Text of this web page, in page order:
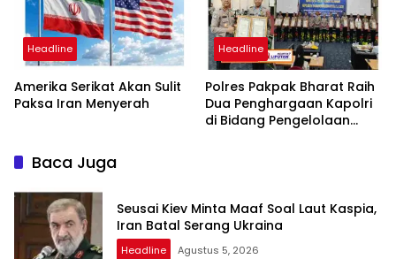
Headline
Amerika Serikat Akan Sulit
Paksa Iran Menyerah
Headline
Polres Pakpak Bharat Raih
Dua Penghargaan Kapolri
di Bidang Pengelolaan
Baca Juga
Seusai Kiev Minta Maaf Soal Laut Kaspia,
Iran Batal Serang Ukraina
Headline Agustus 5, 2026